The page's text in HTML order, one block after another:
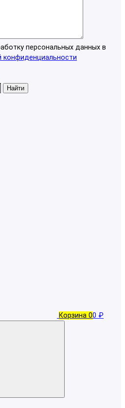
персональных данных в
конфиденциальности
Найти
Корзина 00 ₽